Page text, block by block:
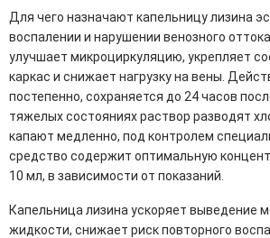
Для чего назначают капельницу лизина
воспалении и нарушении венозного
улучшает микроциркуляцию, укрепляет
каркас и снижает нагрузку на вены.
постепенно, сохраняется до 24 часов
тяжелых состояниях раствор разводят
капают медленно, под контролем
средство содержит оптимальную
10 мл, в зависимости от показаний.
Капельница лизина ускоряет выведение
жидкости, снижает риск повторного